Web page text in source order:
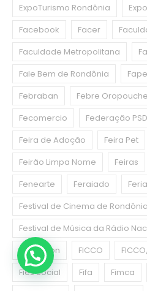
ExpoTurismo Rondônia
Facebook
Facer
Faculdade Metropolitana
Fale Bem de Rondônia
Febraban
Febre Oropouche
Fecomercio
Federação
Feira de Adoção
Feira Pet
Feirão Limpa Nome
Feiras
Fenearte
Feraiado
Festival de Cinema de Rondônia
Festival de Música da Rádio
Fhemeron
FICCO
Fies Social
Fifa Fimca